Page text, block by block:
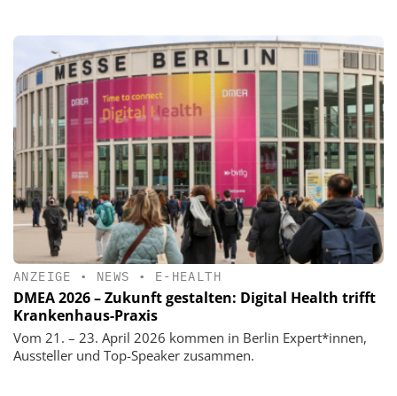
ANZEIGE • NEWS • E-HEALTH
DMEA 2026 – Zukunft gestalten: Digital Health trifft
Krankenhaus-Praxis
Vom 21. – 23. April 2026 kommen in Berlin Expert*innen,
Aussteller und Top-Speaker zusammen.